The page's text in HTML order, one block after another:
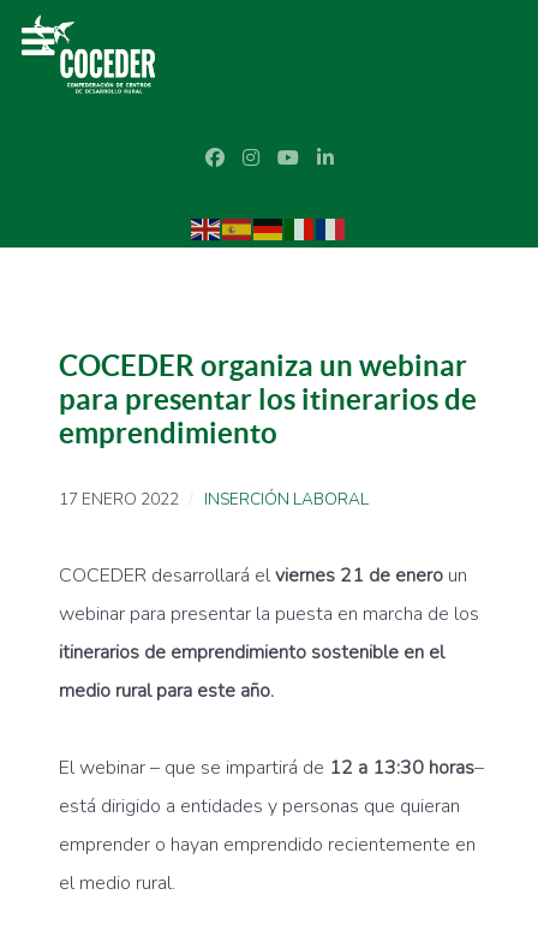
COCEDER organiza un webinar
para presentar los itinerarios de
emprendimiento
17 ENERO 2022 INSERCIÓN LABORAL
COCEDER desarrollará elviernes 21 de enero un
webinar para presentar la puesta en marcha de los
itinerarios de emprendimiento sostenible en el
medio rural para este año.
El webinar – que se impartirá de 12 a 13:30 horas–
está dirigido a entidades y personas que quieran
emprender o hayan emprendido recientemente en
el medio rural.